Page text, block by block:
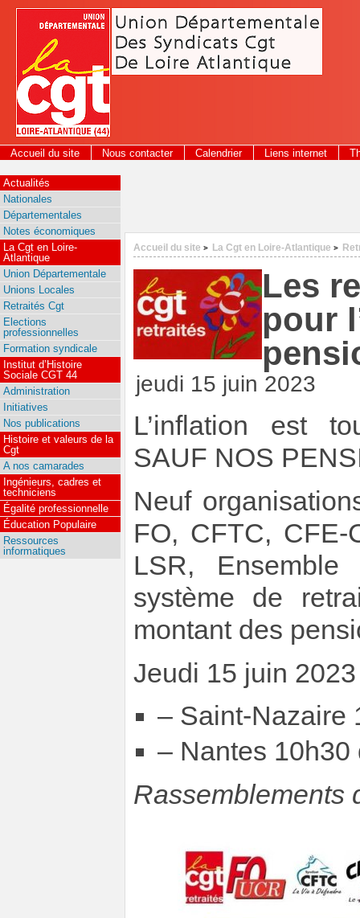
Panneau de gestion des cookies
Accueil du site Nous contacter Calendrier Liens internet
2026
Accueil du site > La Cgt en Loire-Atlantique >
Les
pour
jeudi 15 juin 2023
L’inflation est
SAUF NOS
Neuf
FO, CFTC, CFE-
LSR,
système de
montant des
Jeudi 15 juin 2023
– Saint-Nazaire
– Nantes 10h30
Rassemblements
Actualités
Nationales
Départementales
Notes économiques
La Cgt en Loire-
Atlantique
Union Départementale
Unions Locales
Retraités Cgt
Elections
professionnelles
Formation syndicale
Institut d’Histoire
Sociale CGT 44
Administration
Initiatives
Nos publications
Histoire et valeurs de la
Cgt
A nos camarades
Ingénieurs, cadres et
techniciens
Égalité professionnelle
Éducation Populaire
Ressources
informatiques